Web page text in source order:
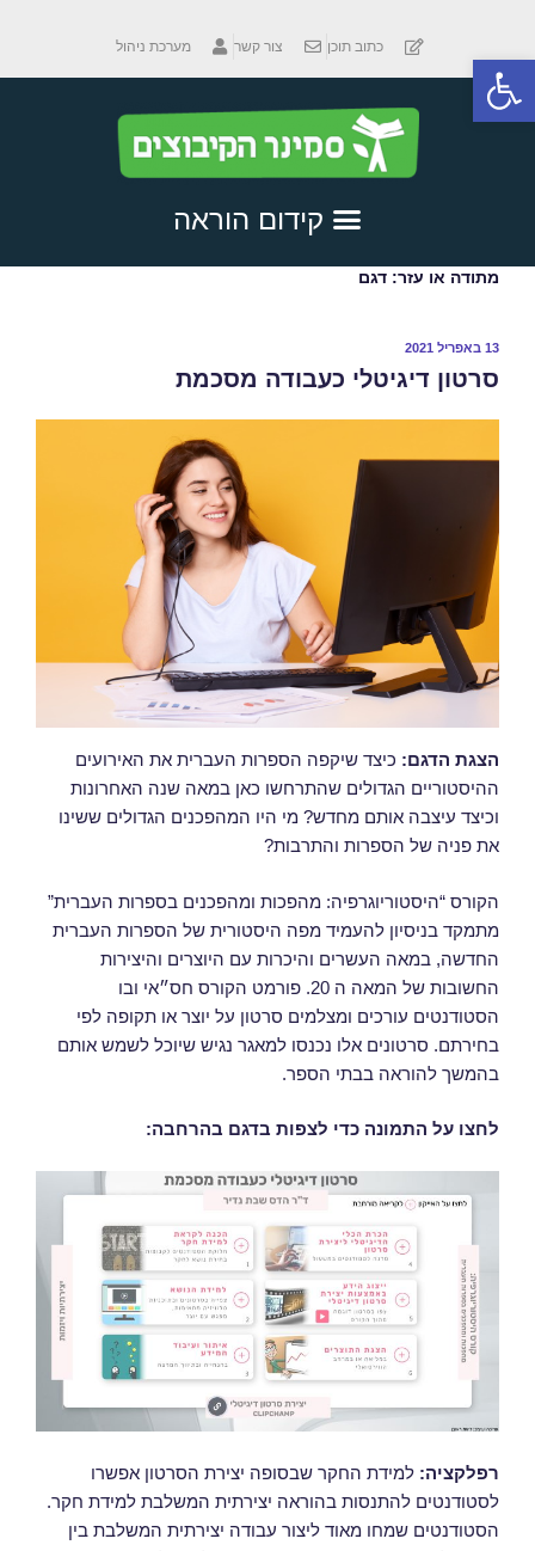
פתח סרגל נגישות
כתוב תוכן צור קשר מערכת ניהול
מתודה או עזר: דגם
13 באפריל 2021
סרטון דיגיטלי כעבודה מסכמת
הצגת הדגם: כיצד שיקפה הספרות העברית את האירועים
ההיסטוריים הגדולים שהתרחשו כאן במאה שנה האחרונות
וכיצד עיצבה אותם מחדש? מי היו המהפכנים הגדולים ששינו
את פניה של הספרות והתרבות?
הקורס “היסטוריוגרפיה: מהפכות ומהפכנים בספרות העברית”
מתמקד בניסיון להעמיד מפה היסטורית של הספרות העברית
החדשה, במאה העשרים והיכרות עם היוצרים והיצירות
החשובות של המאה ה 20. פורמט הקורס חס״אי ובו
הסטודנטים עורכים ומצלמים סרטון על יוצר או תקופה לפי
בחירתם. סרטונים אלו נכנסו למאגר נגיש שיוכל לשמש אותם
בהמשך להוראה בבתי הספר.
לחצו על התמונה כדי לצפות בדגם בהרחבה:
רפלקציה: למידת החקר שבסופה יצירת הסרטון אפשרו
לסטודנטים להתנסות בהוראה יצירתית המשלבת למידת חקר.
הסטודנטים שמחו מאוד ליצור עבודה יצירתית המשלבת בין